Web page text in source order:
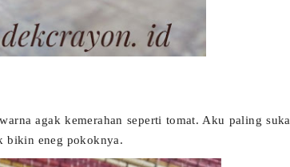
agak kemerahan seperti tomat. Aku paling suka
bikin eneg pokoknya.